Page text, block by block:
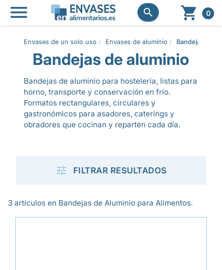
 
  0
Envases de un solo uso Envases de aluminio Bandejas de
Bandejas de aluminio
Bandejas de aluminio para hostelería, listas para
horno, transporte y conservación en frío.
Formatos rectangulares, circulares y
gastronómicos para asadores, caterings y
obradores que cocinan y reparten cada día.
 FILTRAR RESULTADOS
3 artículos en Bandejas de Aluminio para Alimentos.